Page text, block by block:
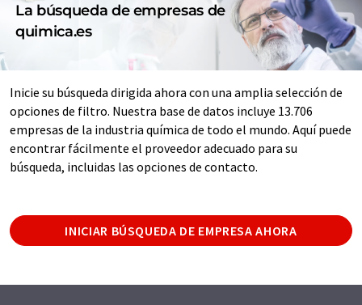
La búsqueda de empresas de
quimica.es
Inicie su búsqueda dirigida ahora con una amplia selección de
opciones de filtro. Nuestra base de datos incluye 13.706
empresas de la industria química de todo el mundo. Aquí puede
encontrar fácilmente el proveedor adecuado para su
búsqueda, incluidas las opciones de contacto.
INICIAR BÚSQUEDA DE EMPRESA AHORA